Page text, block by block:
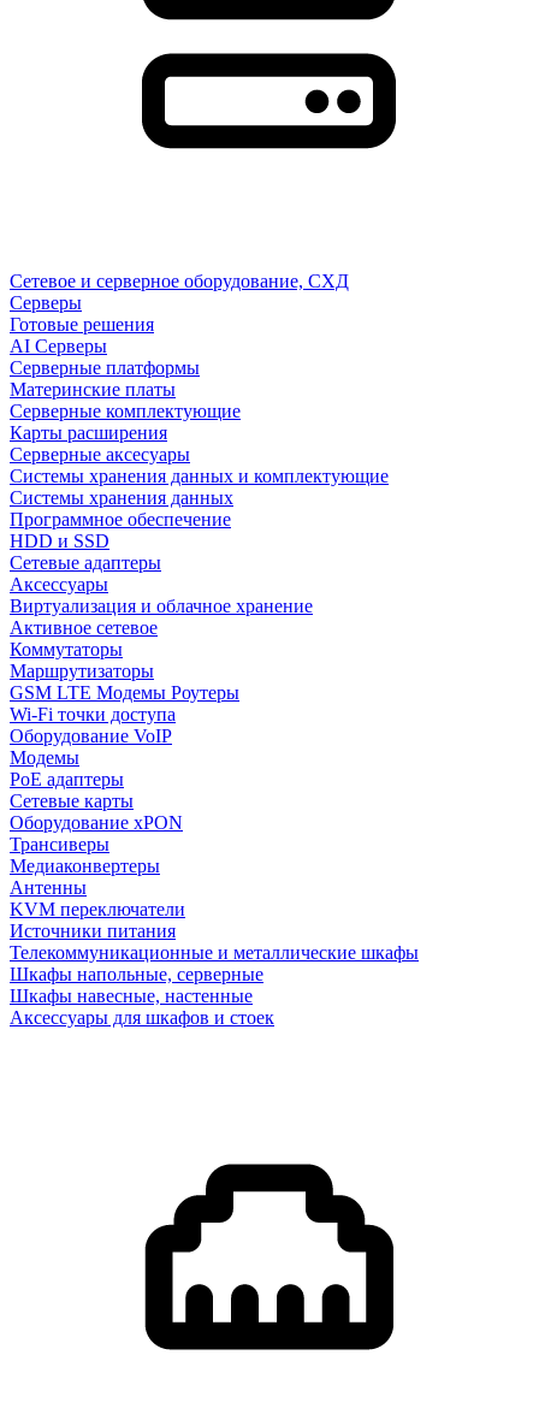
Сетевое и серверное оборудование, СХД
Cерверы
Готовые решения
AI Серверы
Серверные платформы
Материнские платы
Серверные комплектующие
Карты расширения
Серверные аксесуары
Системы хранения данных и комплектующие
Системы хранения данных
Программное обеспечение
HDD и SSD
Сетевые адаптеры
Аксессуары
Виртуализация и облачное хранение
Активное сетевое
Коммутаторы
Маршрутизаторы
GSM LTE Модемы Роутеры
Wi-Fi точки доступа
Оборудование VoIP
Модемы
PoE адаптеры
Сетевые карты
Оборудование xPON
Трансиверы
Медиаконвертеры
Антенны
KVM переключатели
Источники питания
Телекоммуникационные и металлические шкафы
Шкафы напольные, серверные
Шкафы навесные, настенные
Аксессуары для шкафов и стоек